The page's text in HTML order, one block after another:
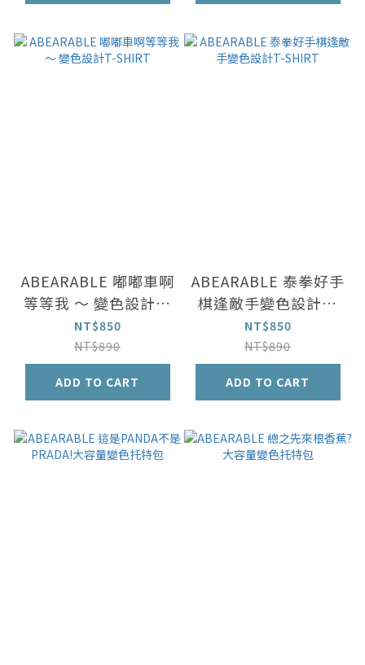
ABEARABLE 嘟嘟車啊
等等我 ～ 變色設計T-
SHIRT
NT$850
NT$890
ADD TO CART
ABEARABLE 泰拳好手
棋逢敵手變色設計T-
SHIRT
NT$850
NT$890
ADD TO CART